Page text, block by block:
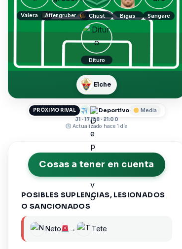
Dituro
Valera Affengruber Chust Bigas Sangare
Elche
PRÓXIMO RIVAL Deportivo Media
J1 · 17/08 · 21:00
Actualizado hace 1 día
Cosas a tener en cuenta
POSIBLES SUPLENCIAS, LESIONADOS
O SANCIONADOS
Neto → Tete